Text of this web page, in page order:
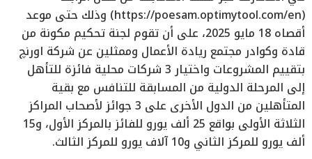
(https://poesam.optimytool.com/en) وذلك حتى موعد
أقصاه 18 مايو 2025، على أن تقوم لجنة تحكيم مكونة من
قادة وكوادر مجتمع ريادة الأعمال وممثلين عن شركة اورنچ
بتقييم المشروعات واختيار 3 شركات محلية فائزة للتأهل
إلى المرحلة الدولية من المسابقة للتنافس مع بقية
المتأهلين من الدول الأخرى على 3 جوائز لأصحاب المراكز
الثلاثة الأولى بواقع 25 ألف يورو للفائز بالمركز الأول، و15
ألف يورو للمركز الثاني و10 آلاف يورو للمركز الثالث.